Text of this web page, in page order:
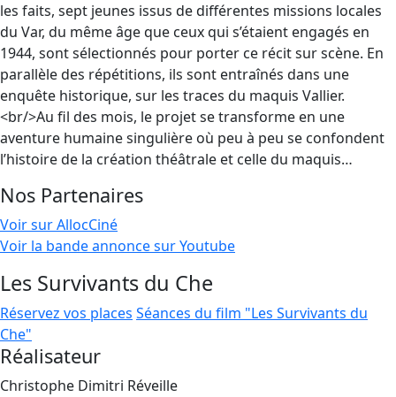
les faits, sept jeunes issus de différentes missions locales
du Var, du même âge que ceux qui s’étaient engagés en
1944, sont sélectionnés pour porter ce récit sur scène. En
parallèle des répétitions, ils sont entraînés dans une
enquête historique, sur les traces du maquis Vallier.
<br/>Au fil des mois, le projet se transforme en une
aventure humaine singulière où peu à peu se confondent
l’histoire de la création théâtrale et celle du maquis…
Nos Partenaires
Voir sur AllocCiné
Voir la bande annonce sur Youtube
Les Survivants du Che
Réservez vos places Séances du film "Les Survivants du
Che"
Réalisateur
Christophe Dimitri Réveille